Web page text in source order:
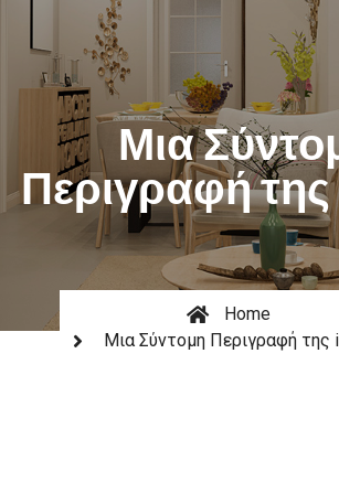
Μια
Περιγραφή
Home
Μια Σύντομη Περιγραφή της